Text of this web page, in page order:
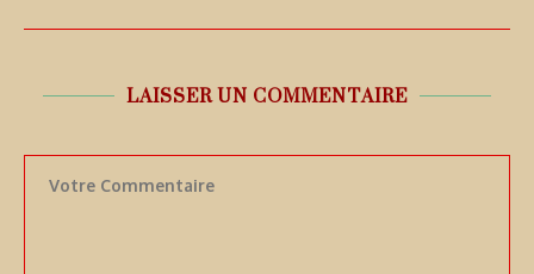
LAISSER UN COMMENTAIRE